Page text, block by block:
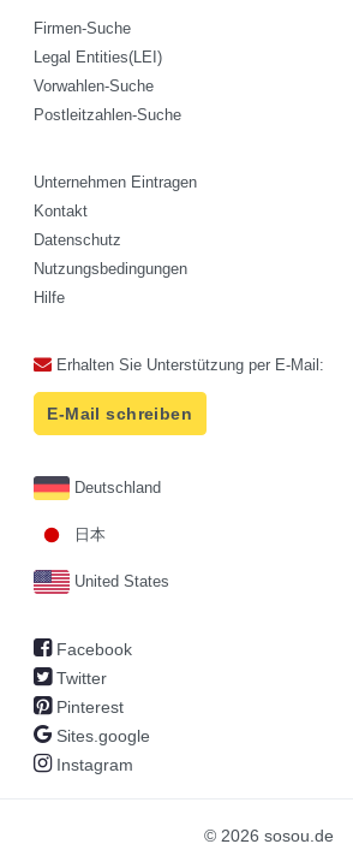
Firmen-Suche
Legal Entities(LEI)
Vorwahlen-Suche
Postleitzahlen-Suche
Unternehmen Eintragen
Kontakt
Datenschutz
Nutzungsbedingungen
Hilfe
Erhalten Sie Unterstützung per E-Mail:
E-Mail schreiben
Deutschland
日本
United States
Facebook
Twitter
Pinterest
Sites.google
Instagram
© 2026 sosou.de